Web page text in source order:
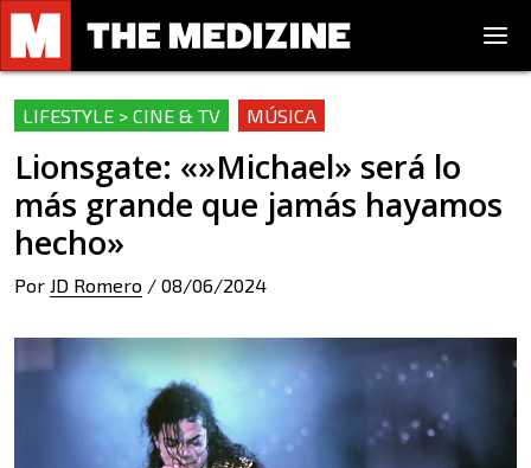
LIFESTYLE > CINE & TV MÚSICA
Lionsgate: «»Michael» será lo
más grande que jamás hayamos
hecho»
Por JD Romero / 08/06/2024